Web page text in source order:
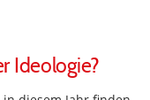
Ideologie?